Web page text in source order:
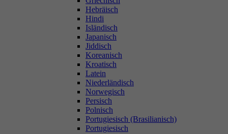
Hebräisch
Hindi
Isländisch
Japanisch
Jiddisch
Koreanisch
Kroatisch
Latein
Niederländisch
Norwegisch
Persisch
Polnisch
Portugiesisch (Brasilianisch)
Portugiesisch